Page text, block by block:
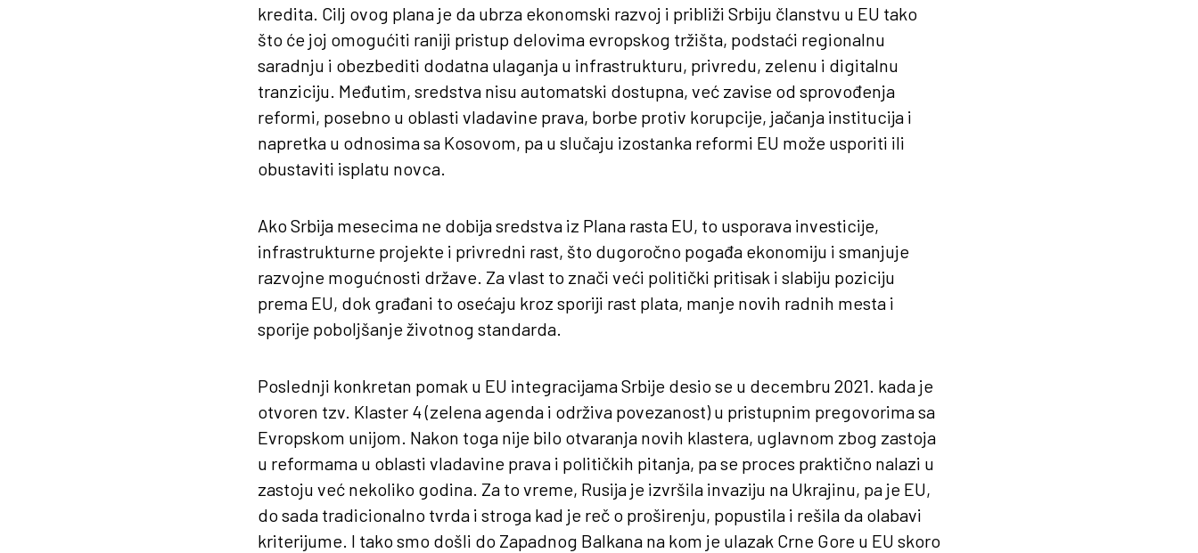
kredita. Cilj ovog plana je da ubrza ekonomski razvoj i približi Srbiju članstvu u EU tako
što će joj omogućiti raniji pristup delovima evropskog tržišta, podstaći regionalnu
saradnju i obezbediti dodatna ulaganja u infrastrukturu, privredu, zelenu i digitalnu
tranziciju. Međutim, sredstva nisu automatski dostupna, već zavise od sprovođenja
reformi, posebno u oblasti vladavine prava, borbe protiv korupcije, jačanja institucija i
napretka u odnosima sa Kosovom, pa u slučaju izostanka reformi EU može usporiti ili
obustaviti isplatu novca.
Ako Srbija mesecima ne dobija sredstva iz Plana rasta EU, to usporava investicije,
infrastrukturne projekte i privredni rast, što dugoročno pogađa ekonomiju i smanjuje
razvojne mogućnosti države. Za vlast to znači veći politički pritisak i slabiju poziciju
prema EU, dok građani to osećaju kroz sporiji rast plata, manje novih radnih mesta i
sporije poboljšanje životnog standarda.
Poslednji konkretan pomak u EU integracijama Srbije desio se u decembru 2021. kada je
otvoren tzv. Klaster 4 (zelena agenda i održiva povezanost) u pristupnim pregovorima sa
Evropskom unijom. Nakon toga nije bilo otvaranja novih klastera, uglavnom zbog zastoja
u reformama u oblasti vladavine prava i političkih pitanja, pa se proces praktično nalazi u
zastoju već nekoliko godina. Za to vreme, Rusija je izvršila invaziju na Ukrajinu, pa je EU,
do sada tradicionalno tvrda i stroga kad je reč o proširenju, popustila i rešila da olabavi
kriterijume. I tako smo došli do Zapadnog Balkana na kom je ulazak Crne Gore u EU skoro